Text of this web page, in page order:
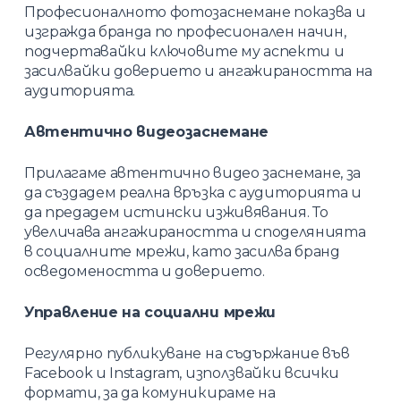
Професионалното фотозаснемане показва и
изгражда бранда по професионален начин,
подчертавайки ключовите му аспекти и
засилвайки доверието и ангажираността на
аудиторията.
Автентично видеозаснемане
Прилагаме автентично видео заснемане, за
да създадем реална връзка с аудиторията и
да предадем истински изживявания. То
увеличава ангажираността и споделянията
в социалните мрежи, като засилва бранд
осведомеността и доверието.
Управление на социални мрежи
Регулярно публикуване на съдържание във
Facebook и Instagram, използвайки всички
формати, за да комуникираме на